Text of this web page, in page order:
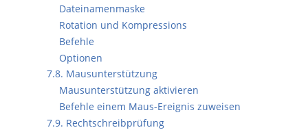
Dateinamenmaske
Rotation und Kompressions
Befehle
Optionen
7.8. Mausunterstützung
Mausunterstützung aktivieren
Befehle einem Maus-Ereignis zuweisen
7.9. Rechtschreibprüfung